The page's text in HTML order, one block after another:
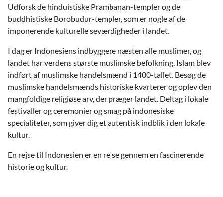
Udforsk de hinduistiske Prambanan-templer og de
buddhistiske Borobudur-templer, som er nogle af de
imponerende kulturelle seværdigheder i landet.
I dag er Indonesiens indbyggere næsten alle muslimer, og
landet har verdens største muslimske befolkning. Islam blev
indført af muslimske handelsmænd i 1400-tallet. Besøg de
muslimske handelsmænds historiske kvarterer og oplev den
mangfoldige religiøse arv, der præger landet. Deltag i lokale
festivaller og ceremonier og smag på indonesiske
specialiteter, som giver dig et autentisk indblik i den lokale
kultur.
En rejse til Indonesien er en rejse gennem en fascinerende
historie og kultur.